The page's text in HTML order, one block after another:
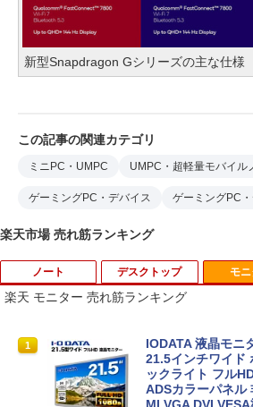
新型Snapdragon Gシリーズの主な仕様
この記事の関連カテゴリ
ミニPC・UMPC UMPC・超軽量モバイル
ゲーミングPC・デバイス ゲーミングPC
楽天市場 売れ筋ランキング
ノート
1
■新品■富士通
9312X U9311
939 U939X U938
キーボード
デスクトップ
1
DELL Vostro
bit HDMI Core i5
速SSD256GB
LAN DVDマルチ
【中古】【30日保
モ
楽天 モニター 売れ筋ランキング
1
IODATA 液晶モニ
21.5インチワイド
ックライト フル
ADSカラーパネル
MI VGA DVI